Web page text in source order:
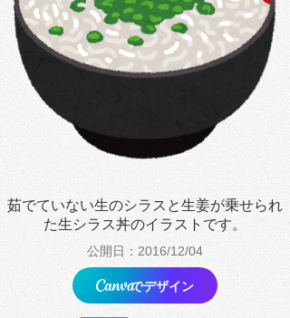
茹でていない生のシラスと生姜が乗せられ
た生シラス丼のイラストです。
公開日：2016/12/04
でデザイン